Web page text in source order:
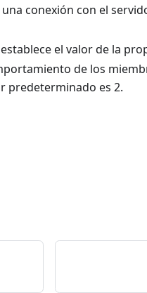
conexión con el
el valor de la
de los
predeterminado es 2.